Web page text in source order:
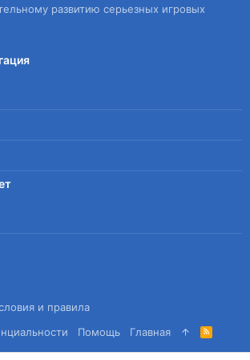
развитию серьезных игровых
и правила
Помощь Главная
R
S
S